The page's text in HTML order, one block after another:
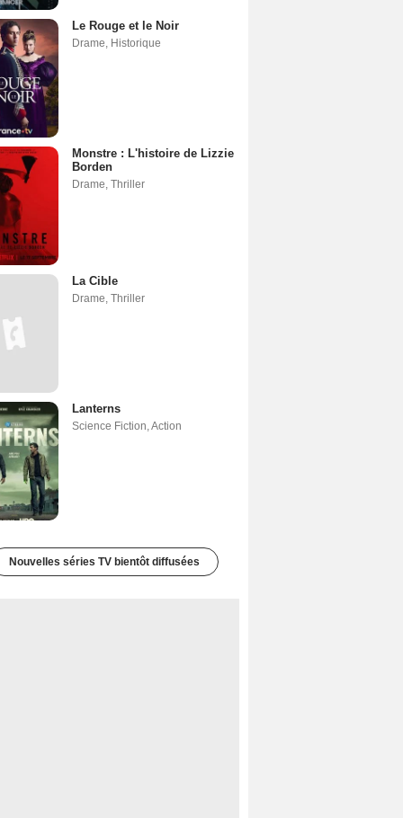
Le Rouge et le Noir
Drame, Historique
Monstre : L'histoire de Lizzie
Borden
Drame, Thriller
La Cible
Drame, Thriller
Lanterns
Science Fiction,Action
Nouvelles séries TV bientôt diffusées